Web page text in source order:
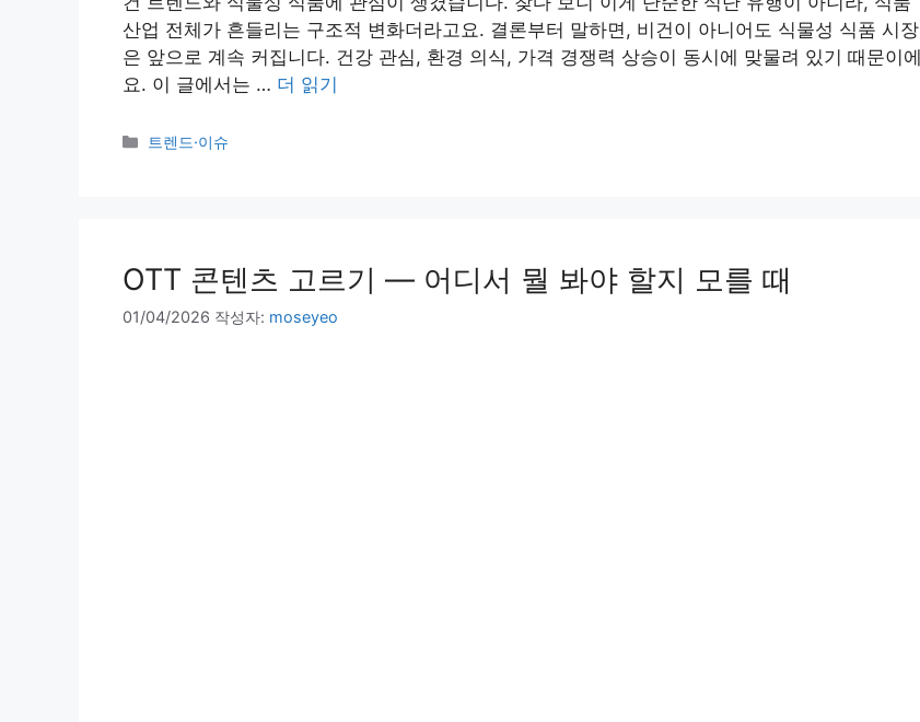
산업 전체가 흔들리는 구조적 변화더라고요. 결론부터 말하면, 비건이 아니어도 식물성 식품 시장
은 앞으로 계속 커집니다. 건강 관심, 환경 의식, 가격 경쟁력 상승이 동시에 맞물려 있기 때문이에
요. 이 글에서는 … 더 읽기
카
트렌드·이슈
OTT 콘텐츠 고르기 — 어디서 뭘 봐야 할지 모를 때
01/04/2026 작성자: moseyeo